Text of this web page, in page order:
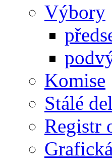
Výbory
Komise
Stálé
Registr